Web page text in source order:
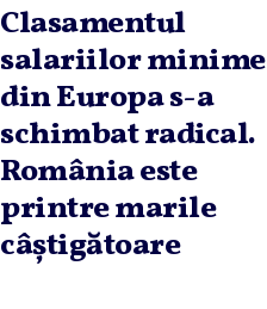
Clasamentul
salariilor minime
din Europa s-a
schimbat radical.
România este
printre marile
câştigătoare